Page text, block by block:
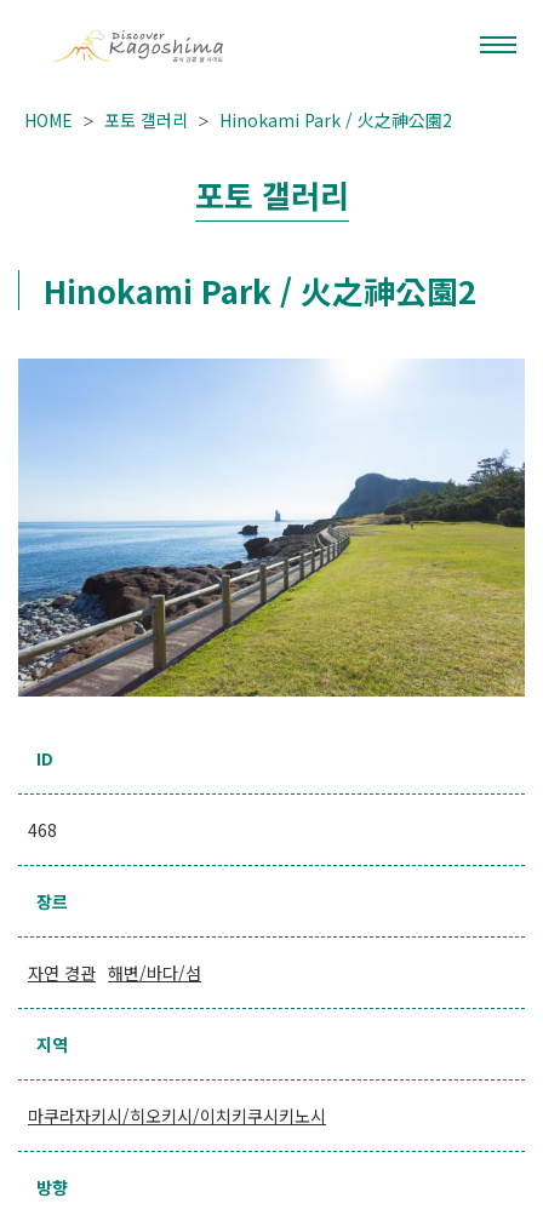
HOME 포토 갤러리 Hinokami Park / 火之神公園2
포토 갤러리
Hinokami Park / 火之神公園2
ID
468
장르
자연 경관 해변/바다/섬
지역
마쿠라자키시/히오키시/이치키쿠시키노시
방향